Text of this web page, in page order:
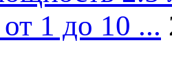
1 до 10 ...